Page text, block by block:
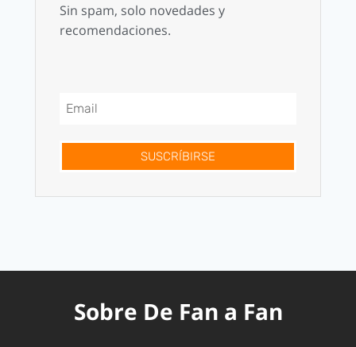
Sin spam, solo novedades y
recomendaciones.
SUSCRÍBIRSE
Sobre De Fan a Fan